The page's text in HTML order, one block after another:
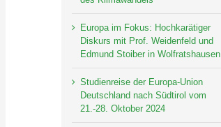
Europa im Fokus: Hochkarätiger
Diskurs mit Prof. Weidenfeld und
Edmund Stoiber in Wolfratshausen
Studienreise der Europa-Union
Deutschland nach Südtirol vom
21.-28. Oktober 2024